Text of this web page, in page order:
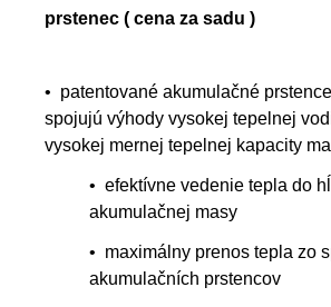
prstenec ( cena za sadu )
• patentované akumulačné
spojujú výhody vysokej tepelnej
vysokej mernej tepelnej kapacity
• efektívne vedenie tepla do
akumulačnej masy
• maximálny prenos tepla zo
akumulačních prstencov